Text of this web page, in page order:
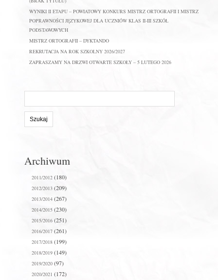
WYNIKI II ETAPU – POWIATOWY KONKURS MISTRZ ORTOGRAFII I MISTRZ
POPRAWNOŚCI JĘZYKOWEJ DLA UCZNIÓW KLAS II-III SZKÓŁ
PODSTAWOWYCH
MISTRZ ORTOGRAFII – DYKTANDO
REKRUTACJA NA ROK SZKOLNY 2026/2027
ZAPRASZAMY NA DRZWI OTWARTE SZKOŁY – 5 LUTEGO 2026
stronie:
Archiwum
2011/2012 (180)
2012/2013(209)
2013/2014(267)
2014/2015(230)
2015/2016(251)
2016/2017(261)
2017/2018(199)
2018/2019(149)
2019/2020(97)
2020/2021 (172)